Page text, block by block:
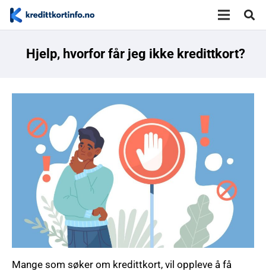
Hjelp, hvorfor får jeg ikke kredittkort?
Mange som søker om kredittkort, vil oppleve å få